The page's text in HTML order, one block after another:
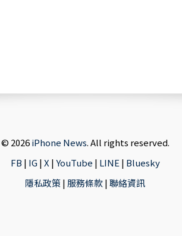
© 2026iPhone News. All rights reserved.
FB | IG|X |YouTube | LINE | Bluesky
隱私政策| 服務條款|聯絡資訊